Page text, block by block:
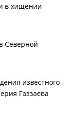
в хищении
Северной
известного
Газзаева